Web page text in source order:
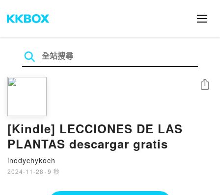
[Kindle] LECCIONES DE LAS
PLANTAS descargar gratis
inodychykoch
2024-11-28 · 9 秒
分享